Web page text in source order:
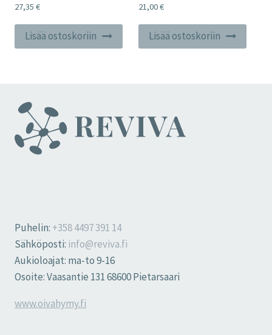
27,35 €
Lisää ostoskoriin
21,00€
Lisää ostoskoriin
Puhelin: +358 4497 391 14
Sähköposti: info@reviva.fi
Aukioloajat: ma-to 9-16
Osoite: Vaasantie 131 68600 Pietarsaari
www.oivahymy.fi